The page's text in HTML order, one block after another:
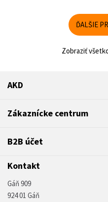
ĎALŠIE
Zobraziť
AKD
Zákaznícke centrum
B2B účet
Kontakt
Gáň 909
924 01 Gáň